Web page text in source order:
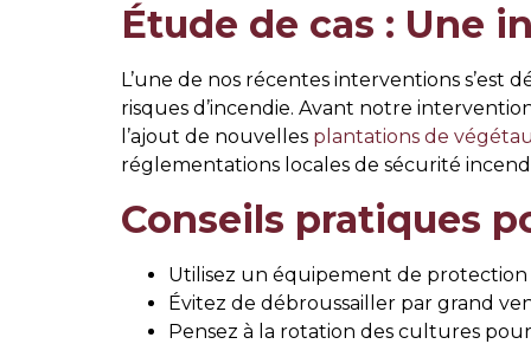
Étude de cas : Une
L’une de nos récentes interventions
risques d’incendie. Avant notre
l’ajout de nouvelles plantations de
réglementations locales de sécurité
Conseils pratiques
Utilisez un équipement de
Évitez de débroussailler par grand
Pensez à la rotation des cultures